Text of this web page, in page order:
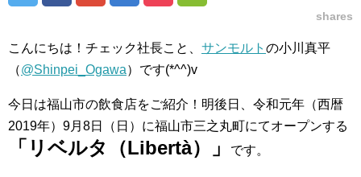
shares
こんにちは！チェック社長こと、 サンモルト の小川真平
（@Shinpei_Ogawa）です(*^^)v
今日は福山市の飲食店をご紹介！明後日、令和元年（西暦
2019年）9月8日（日）に福山市三之丸町にてオープンする
「リベルタ（Libertà）」 です。